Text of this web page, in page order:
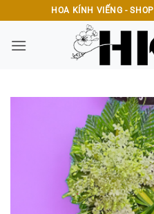
qua
nội
HOA KÍNH VIẾNG -